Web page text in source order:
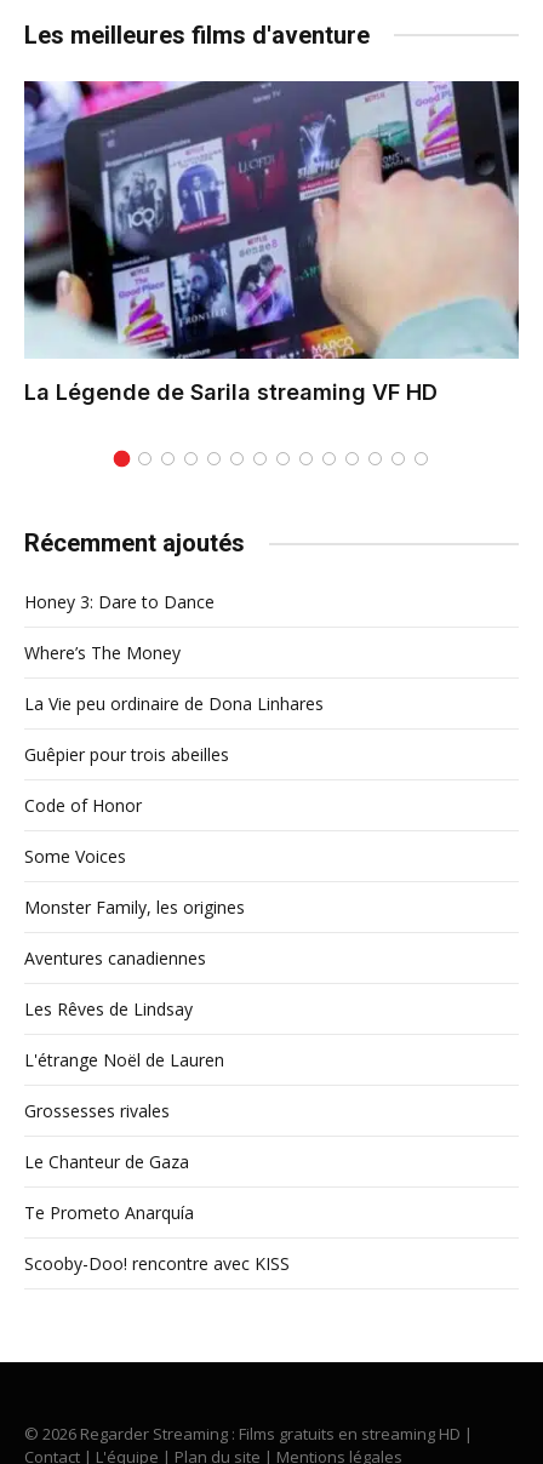
Les meilleures films d'aventure
La Légende de Sarila streaming VF HD
Récemment ajoutés
Honey 3: Dare to Dance
Where’s The Money
La Vie peu ordinaire de Dona Linhares
Guêpier pour trois abeilles
Code of Honor
Some Voices
Monster Family, les origines
Aventures canadiennes
Les Rêves de Lindsay
L'étrange Noël de Lauren
Grossesses rivales
Le Chanteur de Gaza
Te Prometo Anarquía
Scooby-Doo! rencontre avec KISS
© 2026 Regarder Streaming : Films gratuits en streaming HD |
Contact | L'équipe | Plan du site | Mentions légales